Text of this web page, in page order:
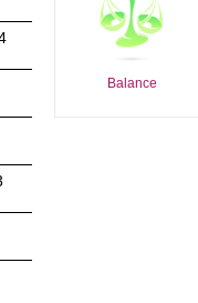
Balance